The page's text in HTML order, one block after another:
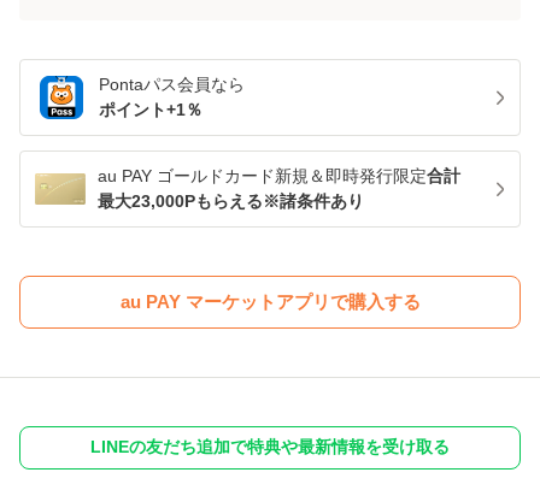
Pontaパス会員なら
ポイント+1％
au PAY ゴールドカード新規＆即時発行限定合計
最大23,000Pもらえる※諸条件あり
au PAY マーケットアプリで購入する
LINEの友だち追加で特典や最新情報を受け取る